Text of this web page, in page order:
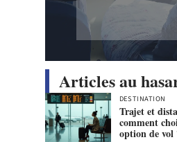
Articles au
DESTINATION
Trajet et
comment
option de vol